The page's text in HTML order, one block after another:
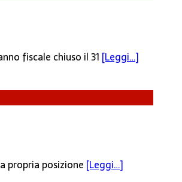
fiscale chiuso il 31 [Leggi…]
propria posizione [Leggi…]